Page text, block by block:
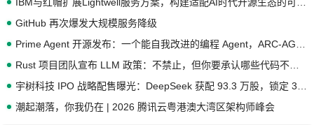
GitHub 再次爆发大规模服务降级
潮起潮落，你我仍在 | 2026 腾讯云粤港澳大湾区架构师峰会